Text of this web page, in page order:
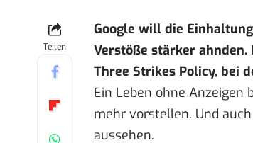
Teilen
Google will die
Verstöße stärker
Three Strikes Policy, bei
Ein Leben ohne Anzeigen
mehr vorstellen. Und
aussehen.